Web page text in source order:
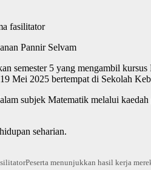
fasilitator
Pannir Selvam
semester 5 yang mengambil
Mei 2025 bertempat di Sekolah
subjek Matematik melalui
seharian.
Peserta menunjukkan hasil kerja